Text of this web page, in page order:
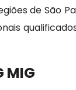
de São
MIG